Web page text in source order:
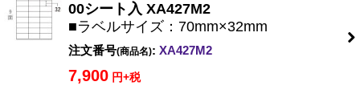
00シート入 XA427M2
■ラベルサイズ：70mm×32mm
注文番号(商品名): XA427M2
7,900 円+税